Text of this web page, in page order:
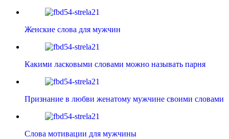
Женские слова для мужчин
Какими ласковыми словами можно называть парня
Признание в любви женатому мужчине своими словами
Слова мотивации для мужчины